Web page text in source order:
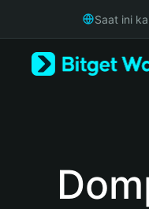
Русский
Saat ini